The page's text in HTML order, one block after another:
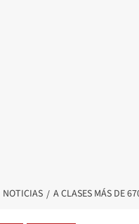
NOTICIAS A CLASES MÁS DE